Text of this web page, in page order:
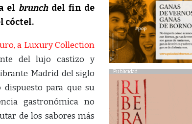
el brunchdel fin de
cóctel.
a Luxury Collection
del lujo castizo y
Madrid del siglo
dispuesto para que su
gastronómica no
de los sabores más
Publicidad